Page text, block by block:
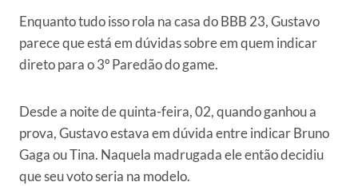
Enquanto tudo isso rola na casa do BBB 23, Gustavo
parece que está em dúvidas sobre em quem indicar
direto para o 3º Paredão do game.
Desde a noite de quinta-feira, 02, quando ganhou a
prova, Gustavo estava em dúvida entre indicar Bruno
Gaga ou Tina. Naquela madrugada ele então decidiu
que seu voto seria na modelo.